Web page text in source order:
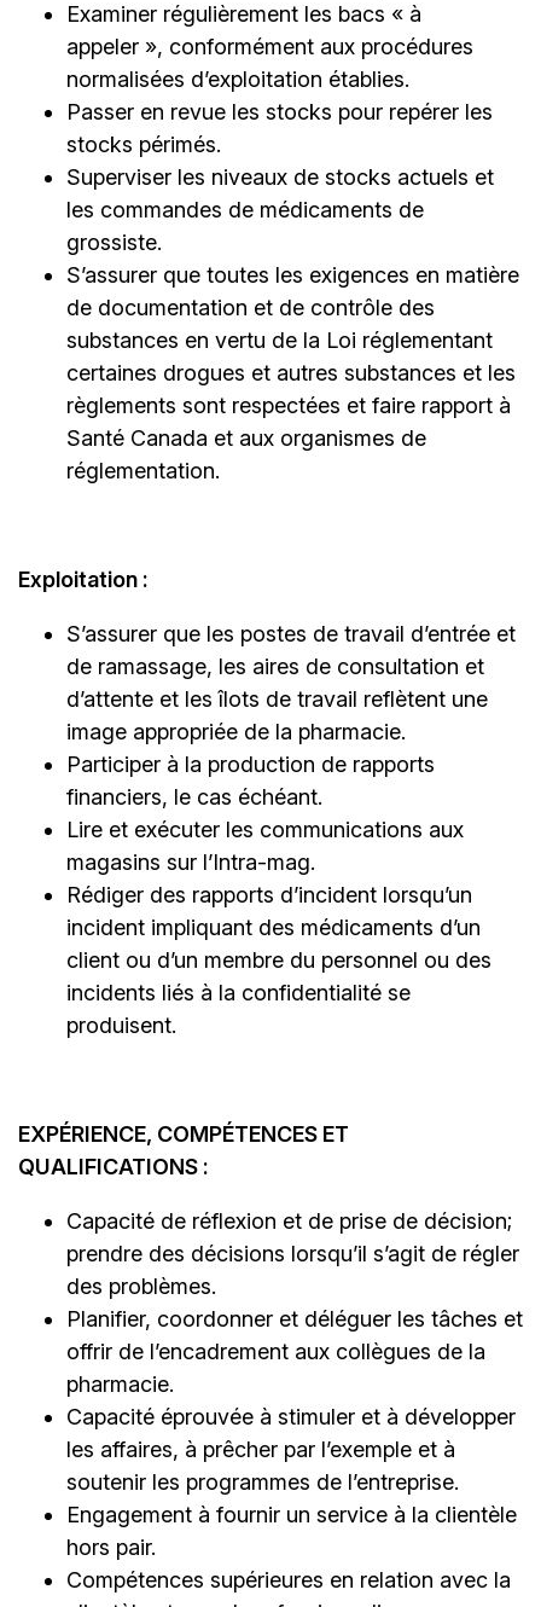
Examiner régulièrement les bacs « à
appeler », conformément aux procédures
normalisées d’exploitation établies.
Passer en revue les stocks pour repérer les
stocks périmés.
Superviser les niveaux de stocks actuels et
les commandes de médicaments de
grossiste.
S’assurer que toutes les exigences en matière
de documentation et de contrôle des
substances en vertu de la Loi réglementant
certaines drogues et autres substances et les
règlements sont respectées et faire rapport à
Santé Canada et aux organismes de
réglementation.
Exploitation :
S’assurer que les postes de travail d’entrée et
de ramassage, les aires de consultation et
d’attente et les îlots de travail reflètent une
image appropriée de la pharmacie.
Participer à la production de rapports
financiers, le cas échéant.
Lire et exécuter les communications aux
magasins sur l’Intra-mag.
Rédiger des rapports d’incident lorsqu’un
incident impliquant des médicaments d’un
client ou d’un membre du personnel ou des
incidents liés à la confidentialité se
produisent.
EXPÉRIENCE, COMPÉTENCES ET
QUALIFICATIONS :
Capacité de réflexion et de prise de décision;
prendre des décisions lorsqu’il s’agit de régler
des problèmes.
Planifier, coordonner et déléguer les tâches et
offrir de l’encadrement aux collègues de la
pharmacie.
Capacité éprouvée à stimuler et à développer
les affaires, à prêcher par l’exemple et à
soutenir les programmes de l’entreprise.
Engagement à fournir un service à la clientèle
hors pair.
Compétences supérieures en relation avec la